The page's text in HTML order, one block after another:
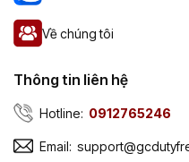
Về chúng tôi
Thông tin liên hệ
Hotline: 0912765246
Email: